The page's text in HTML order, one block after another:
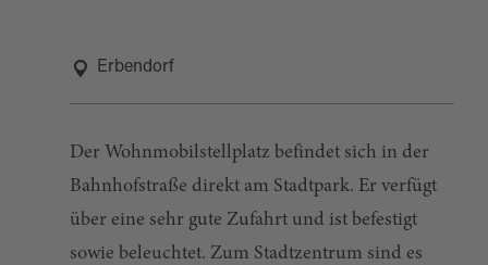
Erbendorf
Der Wohnmobilstellplatz befindet sich in der
Bahnhofstraße direkt am Stadtpark. Er verfügt
über eine sehr gute Zufahrt und ist befestigt
sowie beleuchtet. Zum Stadtzentrum sind es